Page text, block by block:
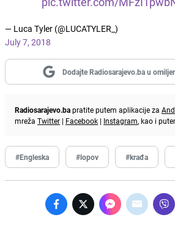
— Luca Tyler (@LUCATYLER_)
July 7, 2018
Dodajte Radiosarajevo.ba u
Radiosarajevo.bapratite putem aplikacije za
mreža Twitter | Facebook | Instagram, kao i
#Engleska #lopov #krađa